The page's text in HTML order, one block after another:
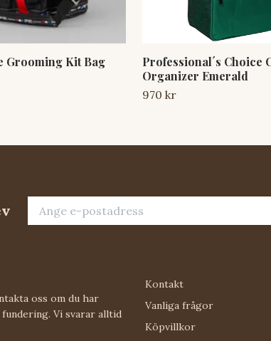
Grooming Kit Bag
Professional´s Choice
Organizer Emerald
970 kr
oss om du har
Vi svarar alltid
Kontakt
Vanliga frågor
Köpvillkor